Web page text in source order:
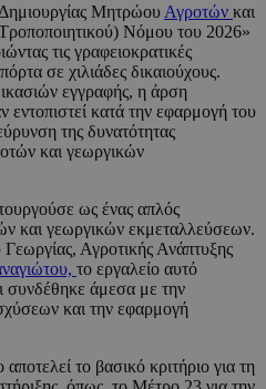
Μητρώου Αγροτών και
Νόμου του 2026»
τις γραφειοκρατικές
σε χιλιάδες δικαιούχους.
εγγραφής, η άρση
εντοπιστεί κατά την εφαρμογή του
της δυνατότητας
και γεωργικών
ως ένας απλός
και γεωργικών εκμεταλλεύσεων.
Αγροτικής Ανάπτυξης
το εργαλείο αυτό
συνδέθηκε άμεσα με την
και την εφαρμογή
το βασικό κριτήριο για τη